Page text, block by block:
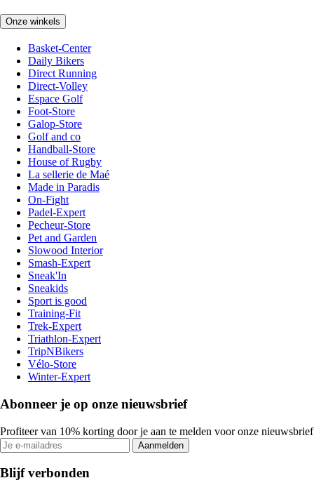
Onze winkels
Basket-Center
Daily Bikers
Direct Running
Direct-Volley
Espace Golf
Foot-Store
Galop-Store
Golf and co
Handball-Store
House of Rugby
La sellerie de Maé
Made in Paradis
On-Fight
Padel-Expert
Pecheur-Store
Pet and Garden
Slowood Interior
Smash-Expert
Sneak'In
Sneakids
Sport is good
Training-Fit
Trek-Expert
Triathlon-Expert
TripNBikers
Vélo-Store
Winter-Expert
Abonneer je op onze nieuwsbrief
Profiteer van 10% korting door je aan te melden voor onze nieuwsbrief
Aanmelden
Blijf verbonden